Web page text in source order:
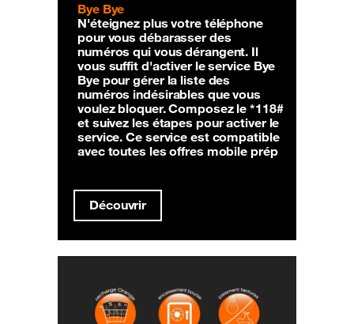
Bye Bye
N'éteignez plus votre téléphone
pour vous débarasser des
numéros qui vous dérangent. Il
vous suffit d'activer le service Bye
Bye pour gérer la liste des
numéros indésirables que vous
voulez bloquer. Composez le *118#
et suivez les étapes pour activer le
service. Ce service est compatible
avec toutes les offres mobile prép
Découvrir